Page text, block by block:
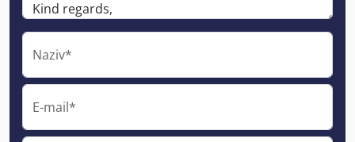
Naziv*
E-mail*